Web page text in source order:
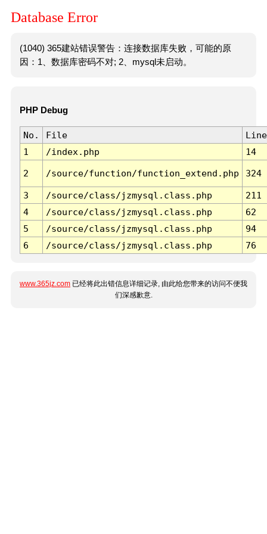
Database Error
(1040) 365建站错误警告：连接数据库失败，可能的原
因：1、数据库密码不对; 2、mysql未启动。
PHP Debug
No. File
Line
1
/index.php 14
2 /source/function/function_extend.php 324
3 /source/class/jzmysql.class.php
211
4
/source/class/jzmysql.class.php
62
5
/source/class/jzmysql.class.php
94
6
/source/class/jzmysql.class.php 76
www.365jz.com 已经将此出错信息详细记录, 由此给您带来的访问不便我
们深感歉意.